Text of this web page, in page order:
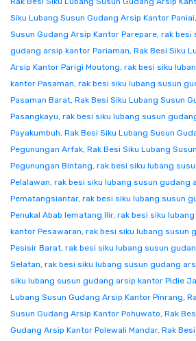
Siku Lubang Susun Gudang Arsip Kantor Paniai,
Susun Gudang Arsip Kantor Parepare, rak besi
gudang arsip kantor Pariaman, Rak Besi Siku
Arsip Kantor Parigi Moutong, rak besi siku
kantor Pasaman, rak besi siku lubang susun
Pasaman Barat, Rak Besi Siku Lubang Susun
Pasangkayu, rak besi siku lubang susun
Payakumbuh, Rak Besi Siku Lubang Susun
Pegunungan Arfak, Rak Besi Siku Lubang
Pegunungan Bintang, rak besi siku lubang
Pelalawan, rak besi siku lubang susun gudang
Pematangsiantar, rak besi siku lubang susun
Penukal Abab lematang Ilir, rak besi siku
kantor Pesawaran, rak besi siku lubang susun
Pesisir Barat, rak besi siku lubang susun
Selatan, rak besi siku lubang susun gudang
siku lubang susun gudang arsip kantor Pidie
Lubang Susun Gudang Arsip Kantor Pinrang,
Susun Gudang Arsip Kantor Pohuwato, Rak
Gudang Arsip Kantor Polewali Mandar, Rak